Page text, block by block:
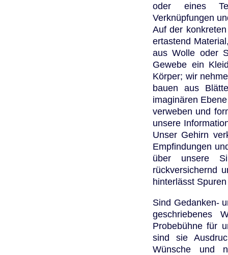
oder eines
Verknüpfungen
Auf der
ertastend
aus Wolle oder
Gewebe ein
Körper; wir
bauen aus
imaginären
verweben und
unsere
Unser Gehirn
Empfindungen
über unsere
rückversichernd
hinterlässt
Sind Gedanken-
geschriebenes
Probebühne für
sind sie
Wünsche und